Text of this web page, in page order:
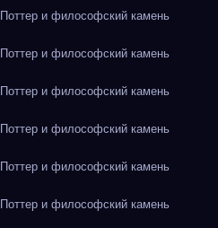
и философский камень
и философский камень
и философский камень
и философский камень
и философский камень
и философский камень